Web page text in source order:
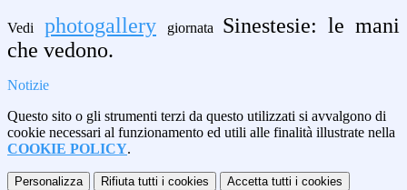
Vedi photogallery giornata Sinestesie: le mani
che vedono.
Notizie
Questo sito o gli strumenti terzi da questo utilizzati si avvalgono di
cookie necessari al funzionamento ed utili alle finalità illustrate nella
COOKIE POLICY.
Personalizza Rifiuta tutti i cookies Accetta tutti i cookies